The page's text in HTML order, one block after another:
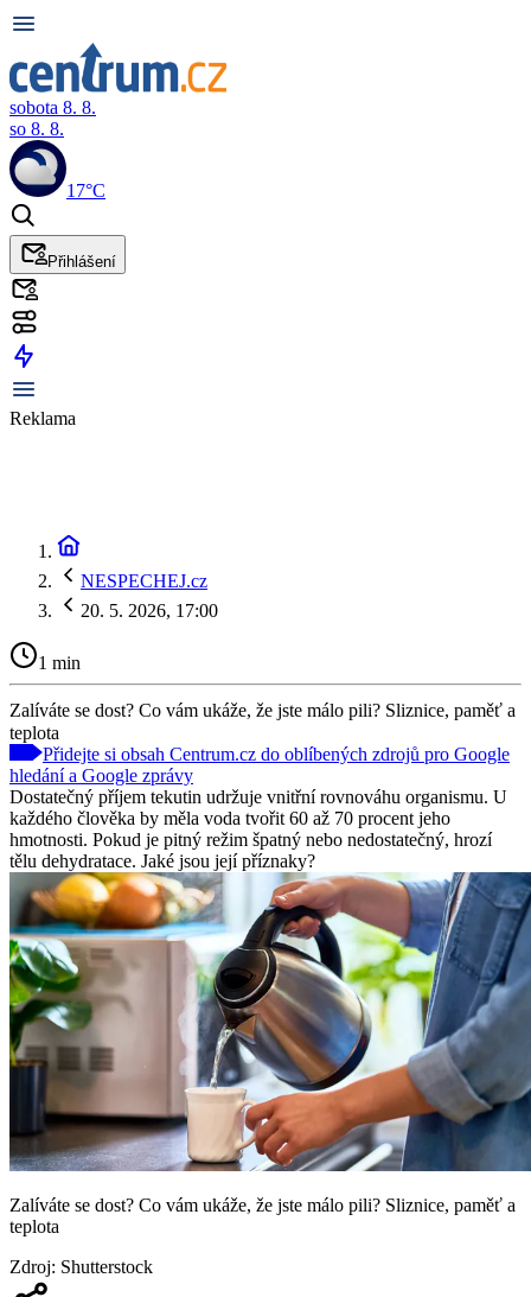
sobota 8. 8.
so 8. 8.
17°C
Přihlášení
Reklama
NESPECHEJ.cz
20. 5. 2026, 17:00
1 min
Zalíváte se dost? Co vám ukáže, že jste málo pili? Sliznice, paměť a
teplota
Přidejte si obsah Centrum.cz do oblíbených zdrojů pro Google
hledání a Google zprávy
Dostatečný příjem tekutin udržuje vnitřní rovnováhu organismu. U
každého člověka by měla voda tvořit 60 až 70 procent jeho
hmotnosti. Pokud je pitný režim špatný nebo nedostatečný, hrozí
tělu dehydratace. Jaké jsou její příznaky?
Zalíváte se dost? Co vám ukáže, že jste málo pili? Sliznice, paměť a
teplota
Zdroj: Shutterstock